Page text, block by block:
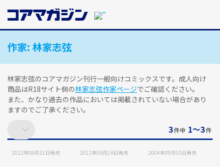
ン
作家: 林家志弦
林家志弦のコアマガジン刊行一般向けコミックスです。成人向け
商品はR18サイト側の林家志弦作家ページでご確認ください。
また、かなり過去の作品においては掲載されていない場合があり
ますのでご了承ください。
3件中 1〜3件
2022年08月31日発売 2012年06月16日発売 2004年09月10日発売